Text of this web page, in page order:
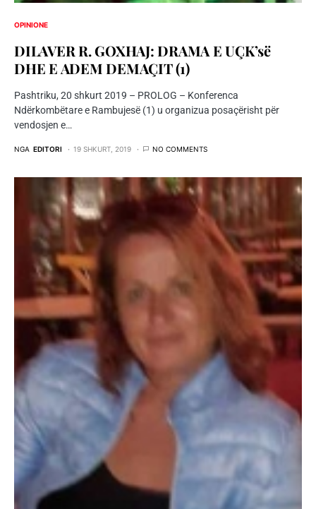
OPINIONE
DILAVER R. GOXHAJ: DRAMA E UÇK’së
DHE E ADEM DEMAÇIT (1)
Pashtriku, 20 shkurt 2019 – PROLOG – Konferenca
Ndërkombëtare e Rambujesë (1) u organizua posaçërisht për
vendosjen e…
NGA EDITORI 19 SHKURT, 2019 NO COMMENTS